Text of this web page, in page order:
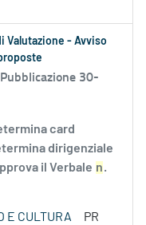
Valutazione - Avviso
30-
card
dirigenziale
il Verbale n.
E CULTURA
PR